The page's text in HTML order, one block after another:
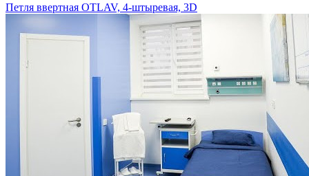
Петля ввертная OTLAV, 4-штыревая, 3D